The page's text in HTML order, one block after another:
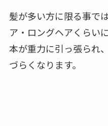
髪が多い方に限る事で
ア・ロングヘアくらい
本が重力に引っ張られ
づらくなります。